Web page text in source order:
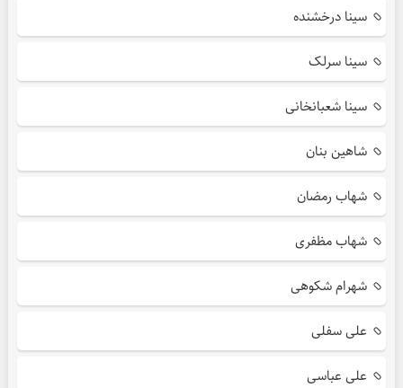
سینا درخشنده
سینا سرلک
سینا شعبانخانی
شاهین بنان
شهاب رمضان
شهاب مظفری
شهرام شکوهی
علی سفلی
علی عباسی